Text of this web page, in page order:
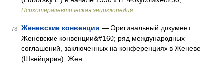
Психотерапевтическая энциклопедия
78 Женевские конвенции — Оригинальный документ.
Женевские конвенции&#160; ряд международных
соглашений, заключенных на конференциях в Женеве
(Швейцария). Жен …